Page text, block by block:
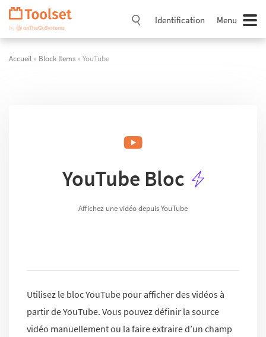
Passer
navigation
Identification Menu
Accueil » Block Items » YouTube
YouTube Bloc
Affichez une vidéo depuis YouTube
Utilisez le bloc YouTube pour afficher des vidéos à
partir de YouTube. Vous pouvez définir la source
vidéo manuellement ou la faire extraire d’un champ